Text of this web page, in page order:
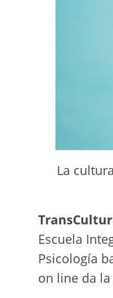
La
Escuela
Psicología
on line da